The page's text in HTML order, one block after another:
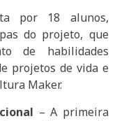
por 18 alunos,
do projeto, que
de habilidades
projetos de vida e
Maker.
– A primeira